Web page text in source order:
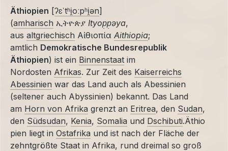
Äthiopien [ʔɛˈtʰi̯oːpʰi̯ən]
(amharisch ኢትዮጵያ Ityop̣p̣əya,
aus altgriechisch Αἰθιοπία Aithiopia;
amtlich Demokratische Bundesrepublik
Äthiopien) ist ein Binnenstaat im
Nordosten Afrikas. Zur Zeit des Kaiserreichs
Abessinien war das Land auch als Abessinien
(seltener auch Abyssinien) bekannt. Das Land
am Horn von Afrika grenzt an Eritrea, den Sudan,
den Südsudan, Kenia, Somalia und Dschibuti.Äthio
pien liegt in Ostafrika und ist nach der Fläche der
zehntgrößte Staat in Afrika, rund dreimal so groß